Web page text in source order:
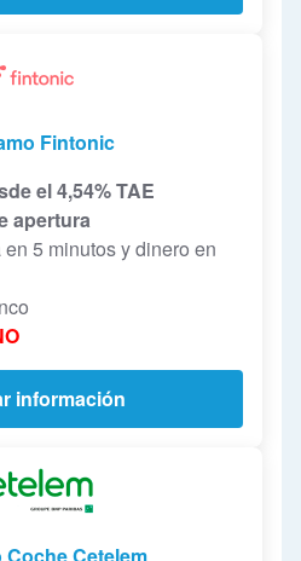
Fintonic
el 4,54% TAE
apertura
5 minutos y dinero en
información
Coche Cetelem